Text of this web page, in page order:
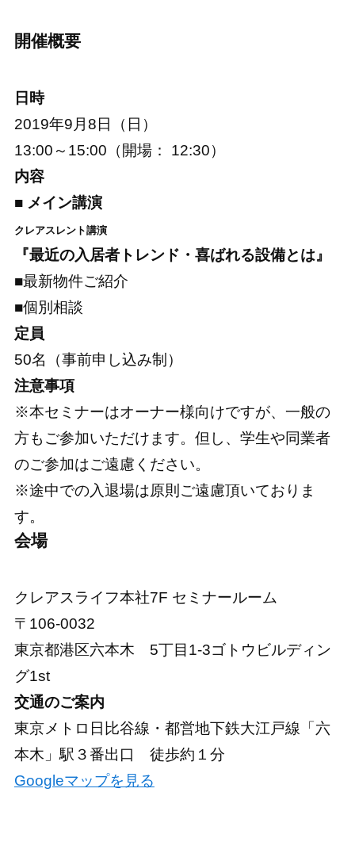
開催概要
日時
2019年9月8日（日）
13:00～15:00（開場： 12:30）
内容
■ メイン講演
クレアスレント講演
『最近の入居者トレンド・喜ばれる設備とは』
■最新物件ご紹介
■個別相談
定員
50名（事前申し込み制）
注意事項
※本セミナーはオーナー様向けですが、一般の
方もご参加いただけます。但し、学生や同業者
のご参加はご遠慮ください。
※途中での入退場は原則ご遠慮頂いておりま
す。
会場
クレアスライフ本社7F セミナールーム
〒106-0032
東京都港区六本木 5丁目1-3ゴトウビルディン
グ1st
交通のご案内
東京メトロ日比谷線・都営地下鉄大江戸線「六
本木」駅３番出口 徒歩約１分
Googleマップを見る